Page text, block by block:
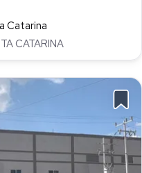
Catarina
CATARINA